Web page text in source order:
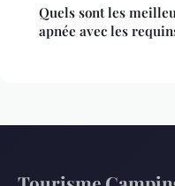
Quels sont les
apnée avec les